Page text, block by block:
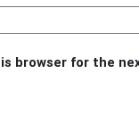
browser for the